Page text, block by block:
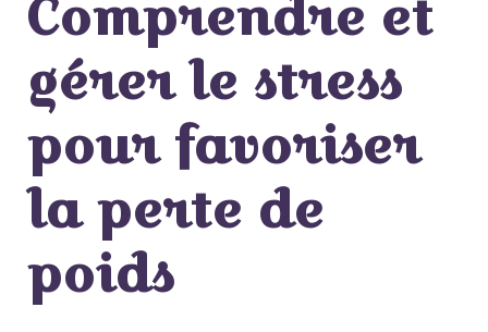
Comprendre et
gérer le stress
pour favoriser
la perte de
poids